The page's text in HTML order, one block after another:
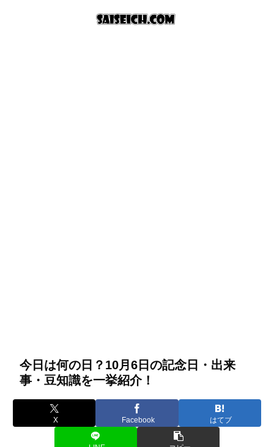
今日は何の日？10月6日の記念日・出来
事・豆知識を一挙紹介！
X Facebook はてブ